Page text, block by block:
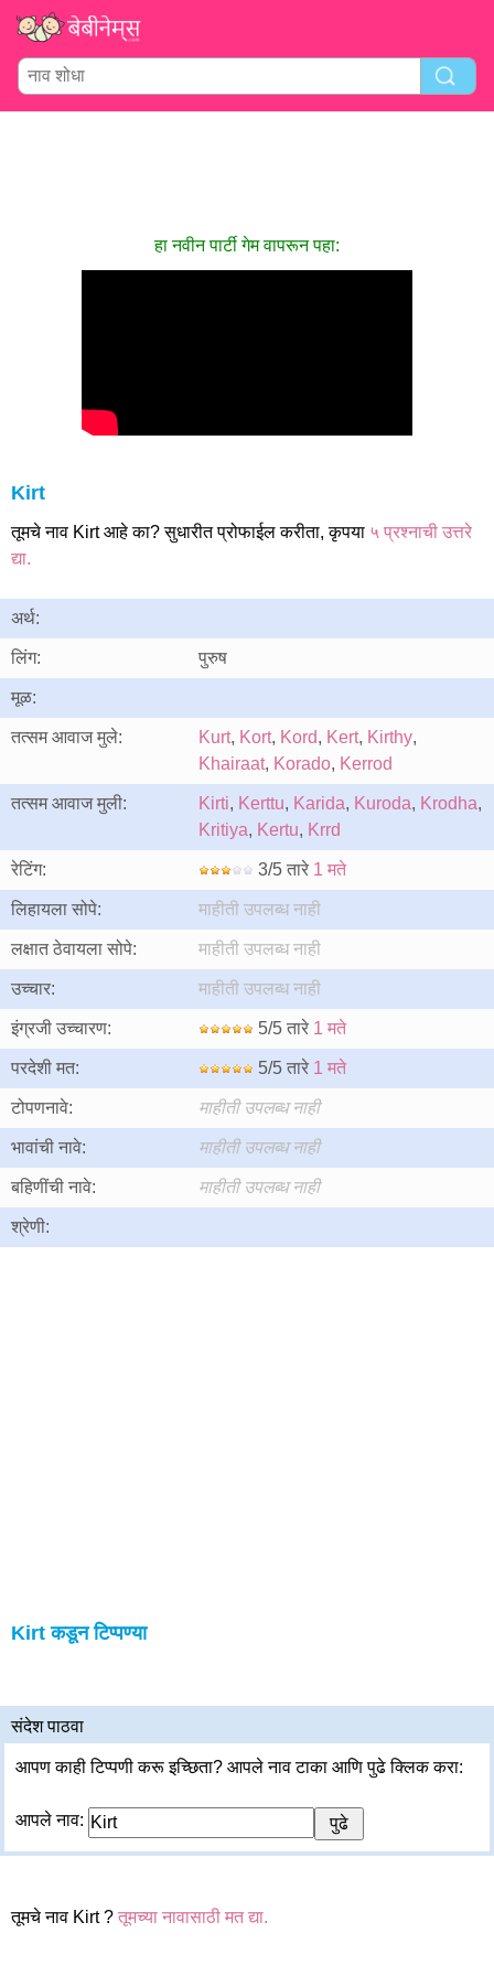
हा नवीन पार्टी गेम वापरून पहा:
Kirt
तूमचे नाव Kirt आहे का? सुधारीत प्रोफाईल करीता, कृपया ५ प्रश्नाची उत्तरे
द्या.
अर्थ:
लिंग: पुरुष
मूळ:
तत्सम आवाज मुले: Kurt, Kort, Kord, Kert, Kirthy,
Khairaat, Korado, Kerrod
तत्सम आवाज मुली: Kirti, Kerttu, Karida, Kuroda, Krodha,
Kritiya, Kertu, Krrd
रेटिंग: 3/5 तारे 1 मते
लिहायला सोपे: माहीती उपलब्ध नाही
लक्षात ठेवायला सोपे: माहीती उपलब्ध नाही
उच्चार: माहीती उपलब्ध नाही
इंग्रजी उच्चारण: 5/5 तारे 1 मते
परदेशी मत: 5/5 तारे 1 मते
टोपणनावे: माहीती उपलब्ध नाही
भावांची नावे: माहीती उपलब्ध नाही
बहिणींची नावे: माहीती उपलब्ध नाही
श्रेणी:
Kirt कडून टिप्पण्या
संदेश पाठवा
आपण काही टिप्पणी करू इच्छिता? आपले नाव टाका आणि पुढे क्लिक करा:
आपले नाव:
तूमचे नाव Kirt ? तूमच्या नावासाठी मत द्या.